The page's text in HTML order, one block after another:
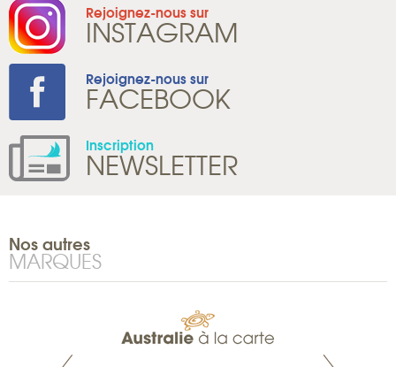
Rejoignez-nous sur
INSTAGRAM
Rejoignez-nous sur
FACEBOOK
Inscription
NEWSLETTER
Nos autres
MARQUES